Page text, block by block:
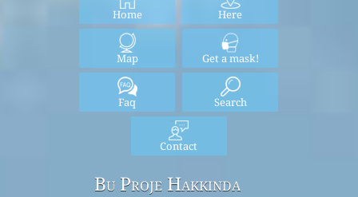
Home Here
Map Get a mask!
Faq Search
Contact
Bu Proje Hakkında